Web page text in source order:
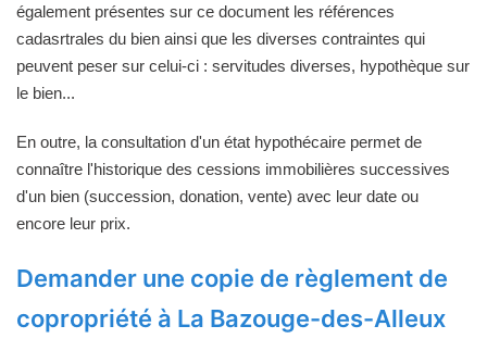
également présentes sur ce document les références
cadasrtrales du bien ainsi que les diverses contraintes qui
peuvent peser sur celui-ci : servitudes diverses, hypothèque sur
le bien...
En outre, la consultation d'un état hypothécaire permet de
connaître l'historique des cessions immobilières successives
d'un bien (succession, donation, vente) avec leur date ou
encore leur prix.
Demander une copie de règlement de
copropriété à La Bazouge-des-Alleux